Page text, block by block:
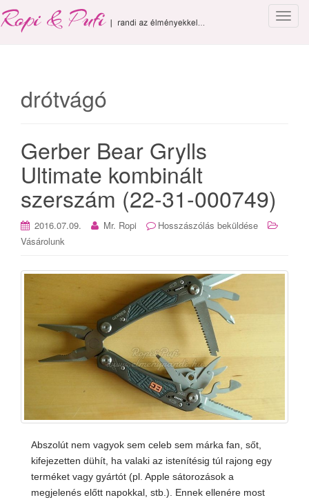
T
drótvágó
Gerber Bear Grylls
Ultimate kombinált
szerszám (22-31-000749)
2016.07.09. Mr. Ropi
Hosszászólás beküldése
Vásárolunk
Abszolút nem vagyok sem celeb sem márka fan, sőt,
kifejezetten dühít, ha valaki az istenítésig túl rajong egy
terméket vagy gyártót (pl. Apple sátorozások a
megjelenés előtt napokkal, stb.). Ennek ellenére most